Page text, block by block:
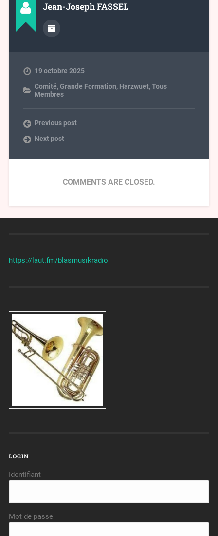
Jean-Joseph FASSEL
19 octobre 2025
Comité,Grande Formation, Harzwuet,Tous
Membres
Previous post
Next post
COMMENTS ARE CLOSED.
https://laut.fm/blasmusikradio
LOGIN
Identifiant
Mot de passe